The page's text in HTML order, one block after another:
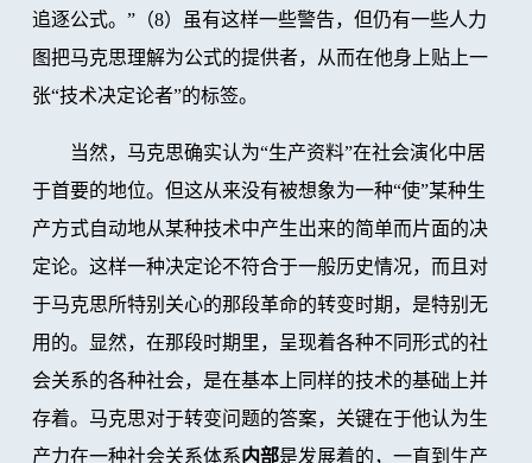
追逐公式。”（8）虽有这样一些警告，但仍有一些人力
图把马克思理解为公式的提供者，从而在他身上贴上一
张“技术决定论者”的标签。
当然，马克思确实认为“生产资料”在社会演化中居
于首要的地位。但这从来没有被想象为一种“使”某种生
产方式自动地从某种技术中产生出来的简单而片面的决
定论。这样一种决定论不符合于一般历史情况，而且对
于马克思所特别关心的那段革命的转变时期，是特别无
用的。显然，在那段时期里，呈现着各种不同形式的社
会关系的各种社会，是在基本上同样的技术的基础上并
存着。马克思对于转变问题的答案，关键在于他认为生
产力在一种社会关系体系内部是发展着的，一直到生产